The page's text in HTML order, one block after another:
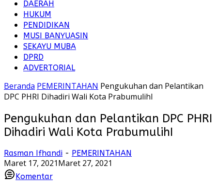
DAERAH
HUKUM
PENDIDIKAN
MUSI BANYUASIN
SEKAYU MUBA
DPRD
ADVERTORIAL
Beranda PEMERINTAHAN Pengukuhan dan Pelantikan
DPC PHRI Dihadiri Wali Kota PrabumulihI
Pengukuhan dan Pelantikan DPC PHRI
Dihadiri Wali Kota PrabumulihI
Rasman Ifhandi - PEMERINTAHAN
Maret 17, 2021Maret 27, 2021
Komentar